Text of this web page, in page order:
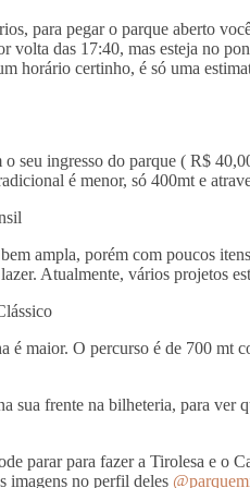
para pegar o parque aberto
volta das 17:40, mas esteja no
horário certinho, é só uma
seu ingresso do parque ( R$
é menor, só 400mt e
ampla, porém com poucos
Atualmente, vários projetos
é maior. O percurso é de 700 mt
sua frente na bilheteria, para ver
parar para fazer a Tirolesa e o
imagens no perfil deles